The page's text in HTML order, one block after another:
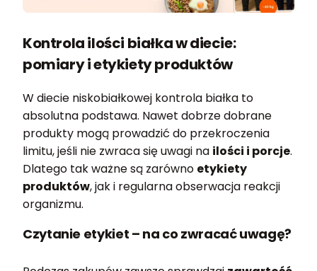
Kontrola ilości białka w diecie:
pomiary i etykiety produktów
W diecie niskobiałkowej kontrola białka to
absolutna podstawa. Nawet dobrze dobrane
produkty mogą prowadzić do przekroczenia
limitu, jeśli nie zwraca się uwagi na ilości i porcje.
Dlatego tak ważne są zarówno etykiety
produktów, jak i regularna obserwacja reakcji
organizmu.
Czytanie etykiet – na co zwracać uwagę?